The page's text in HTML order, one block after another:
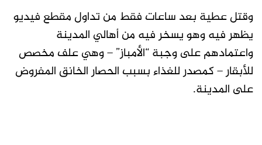
وقتل عطية بعد ساعات فقط من تداول مقطع فيديو
يظهر فيه وهو يسخر فيه من أهالي المدينة
واعتمادهم على وجبة “الأمباز” – وهي علف مخصص
للأبقار – كمصدر للغذاء بسبب الحصار الخانق المفروض
على المدينة.